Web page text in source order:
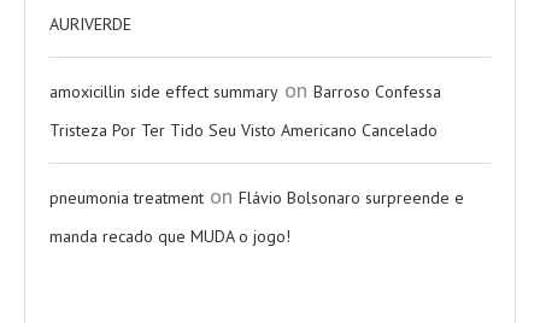
AURIVERDE
amoxicillin side effect summary on Barroso Confessa
Tristeza Por Ter Tido Seu Visto Americano Cancelado
pneumonia treatment on Flávio Bolsonaro surpreende e
manda recado que MUDA o jogo!